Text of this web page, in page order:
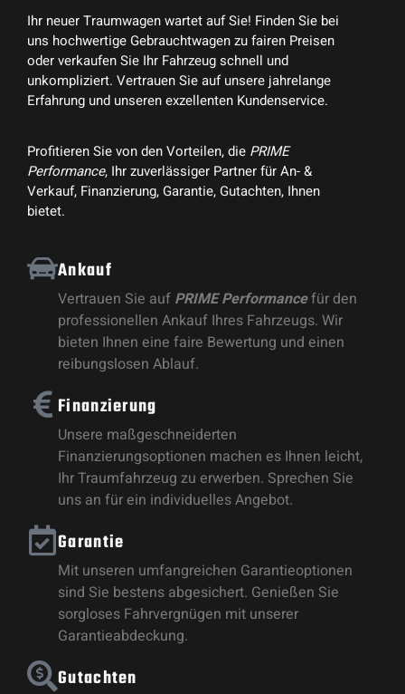
Ihr neuer Traumwagen wartet auf Sie! Finden Sie bei
uns hochwertige Gebrauchtwagen zu fairen Preisen
oder verkaufen Sie Ihr Fahrzeug schnell und
unkompliziert. Vertrauen Sie auf unsere jahrelange
Erfahrung und unseren exzellenten Kundenservice.
Profitieren Sie von den Vorteilen, die PRIME
Performance, Ihr zuverlässiger Partner für An- &
Verkauf, Finanzierung, Garantie, Gutachten, Ihnen
bietet.
Ankauf
Vertrauen Sie auf PRIME Performancefür den
professionellen Ankauf Ihres Fahrzeugs. Wir
bieten Ihnen eine faire Bewertung und einen
reibungslosen Ablauf.
Finanzierung
Unsere maßgeschneiderten
Finanzierungsoptionen machen es Ihnen leicht,
Ihr Traumfahrzeug zu erwerben. Sprechen Sie
uns an für ein individuelles Angebot.
Garantie
Mit unseren umfangreichen Garantieoptionen
sind Sie bestens abgesichert. Genießen Sie
sorgloses Fahrvergnügen mit unserer
Garantieabdeckung.
Gutachten